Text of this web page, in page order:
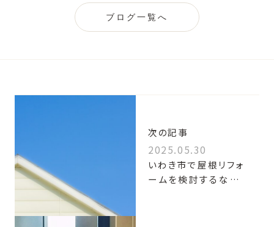
ブログ一覧へ
次の記事
2025.05.30
いわき市で屋根リフォ
ームを検討するなら。